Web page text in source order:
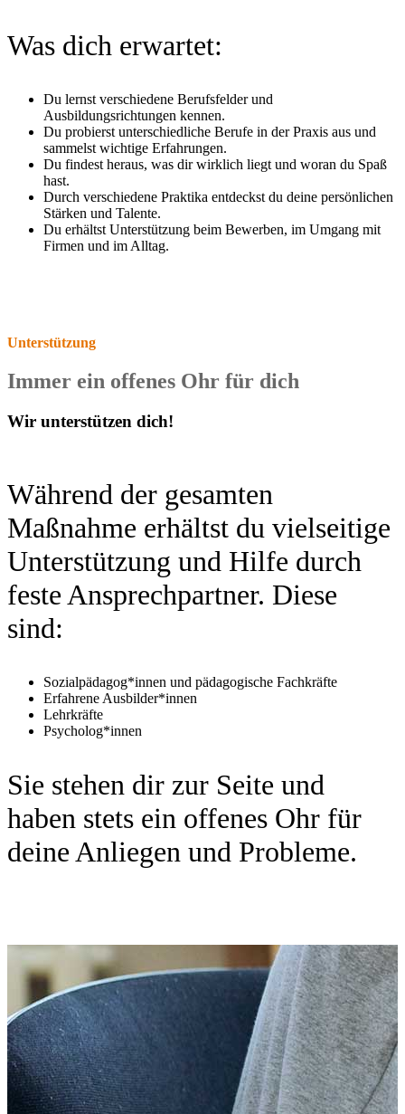
Was dich erwartet:
Du lernst verschiedene Berufsfelder und
Ausbildungsrichtungen kennen.
Du probierst unterschiedliche Berufe in der Praxis aus und
sammelst wichtige Erfahrungen.
Du findest heraus, was dir wirklich liegt und woran du Spaß
hast.
Durch verschiedene Praktika entdeckst du deine persönlichen
Stärken und Talente.
Du erhältst Unterstützung beim Bewerben, im Umgang mit
Firmen und im Alltag.
Unterstützung
Immer ein offenes Ohr für dich
Wir unterstützen dich!
Während der gesamten
Maßnahme erhältst du vielseitige
Unterstützung und Hilfe durch
feste Ansprechpartner. Diese
sind:
Sozialpädagog*innen und pädagogische Fachkräfte
Erfahrene Ausbilder*innen
Lehrkräfte
Psycholog*innen
Sie stehen dir zur Seite und
haben stets ein offenes Ohr für
deine Anliegen und Probleme.